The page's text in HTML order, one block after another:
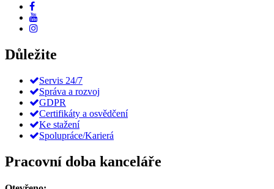
Důležite
Servis 24/7
Správa a rozvoj
GDPR
Certifikáty a osvědčení
Ke stažení
Spolupráce/Karierá
Pracovní doba kanceláře